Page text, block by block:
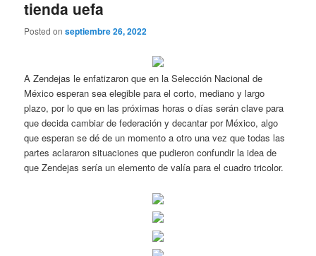
tienda uefa
Posted onseptiembre 26, 2022
A Zendejas le enfatizaron que en la Selección Nacional de
México esperan sea elegible para el corto, mediano y largo
plazo, por lo que en las próximas horas o días serán clave para
que decida cambiar de federación y decantar por México, algo
que esperan se dé de un momento a otro una vez que todas las
partes aclararon situaciones que pudieron confundir la idea de
que Zendejas sería un elemento de valía para el cuadro tricolor.